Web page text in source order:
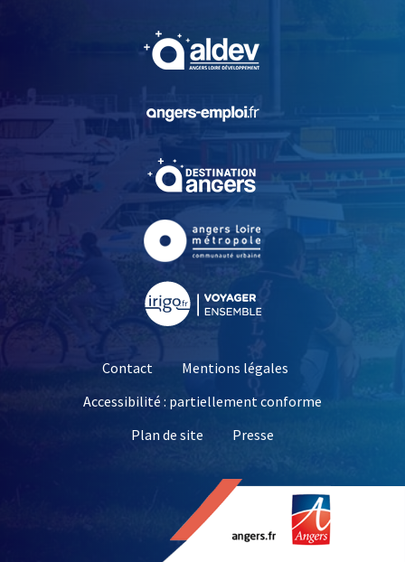
, Ouvre une nouvelle
, Ouvre une nouvelle
Contact
Mentions légales
Accessibilité : partiellement conforme
Plan de site
Presse